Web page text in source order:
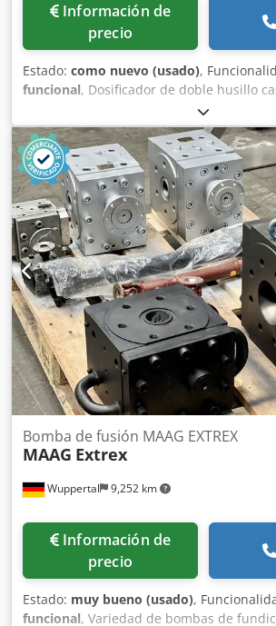
Información de
precio
Estado: como nuevo (usado),
funcional, Dosificador de doble husillo
(volumétrico) Como se puede ver en las
cuenta con: • Husillos dobles de
de diámetro • Mecanismo de paletas
en el interior de la tolva Dcodsyfm Epjpfx
rectangular con recubrimiento de acero
Accionamiento mediante motor eléctrico
dosificador está en estado casi nuevo,
funcional. Ideal para polvos, gránulos o
granel de difícil flujo.
Wuppertal 9,252 km
Bomba de fusión MAAG EXTREX
MAAG Extrex
Información de
precio
Estado: muy bueno (usado),
funcional, Variedad de bombas de